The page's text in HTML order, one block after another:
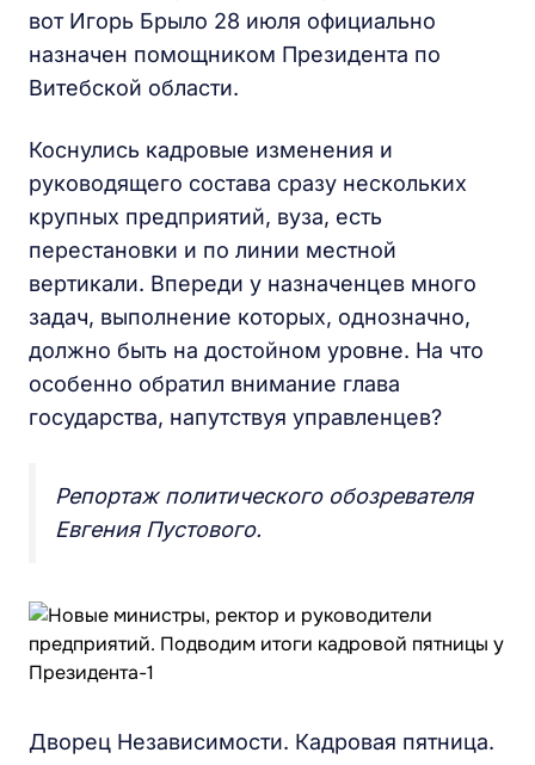
вот Игорь Брыло 28 июля официально
назначен помощником Президента по
Витебской области.
Коснулись кадровые изменения и
руководящего состава сразу нескольких
крупных предприятий, вуза, есть
перестановки и по линии местной
вертикали. Впереди у назначенцев много
задач, выполнение которых, однозначно,
должно быть на достойном уровне. На что
особенно обратил внимание глава
государства, напутствуя управленцев?
Репортаж политического обозревателя
Евгения Пустового.
Дворец Независимости. Кадровая пятница.